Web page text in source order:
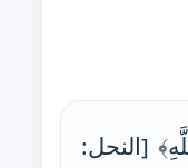
[النحل: